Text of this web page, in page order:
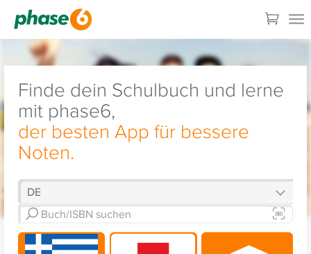
Finde dein Schulbuch und lerne
mit phase6,
der besten App für bessere
Noten.